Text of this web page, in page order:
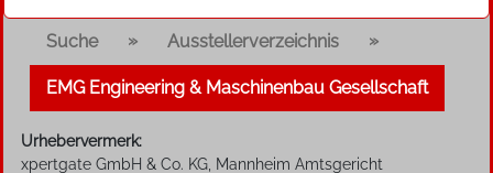
Suche » Ausstellerverzeichnis »
EMG Engineering & Maschinenbau Gesellschaft
Urhebervermerk:
xpertgate GmbH & Co. KG, Mannheim Amtsgericht